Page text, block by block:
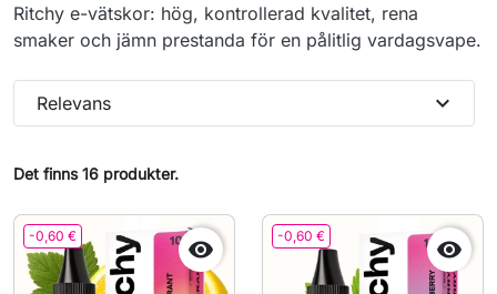
Ritchy e-vätskor: hög, kontrollerad kvalitet, rena
smaker och jämn prestanda för en pålitlig vardagsvape.
Det finns 16 produkter.
Relevans expand_more
-0,60 €  -0,60 € 